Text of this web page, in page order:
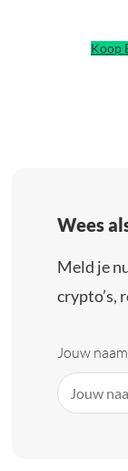
Koop
Wees
Meld je
crypto’s,
Jouw naam